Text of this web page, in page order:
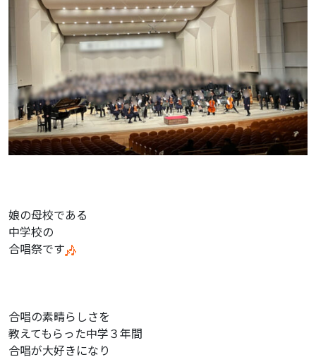
娘の母校である
中学校の
合唱祭です
合唱の素晴らしさを
教えてもらった中学３年間
合唱が大好きになり